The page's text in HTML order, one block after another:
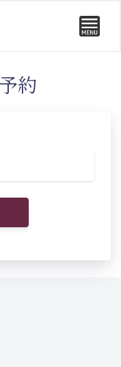
約